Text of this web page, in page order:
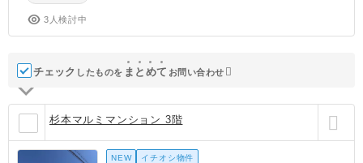
3人検討中
チェック したものを ま と めて お問い合わせ
杉本マルミマンション 3階
NEW イチオシ物件